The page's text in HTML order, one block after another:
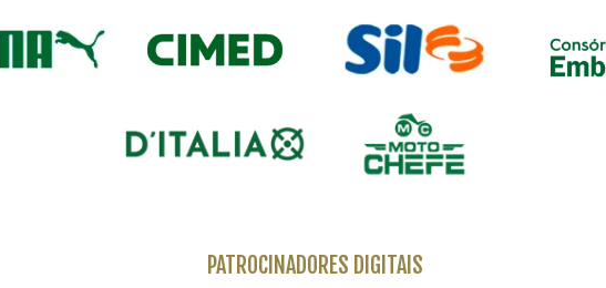
PATROCINADORES DIGITAIS